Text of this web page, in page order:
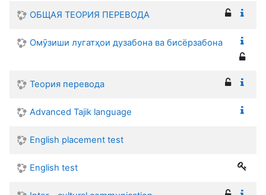
ОБЩАЯ ТЕОРИЯ ПЕРЕВОДА
Омӯзиши лугатҳои дузабона ва бисёрзабона
Теория перевода
Advanced Tajik language
English placement test
English test